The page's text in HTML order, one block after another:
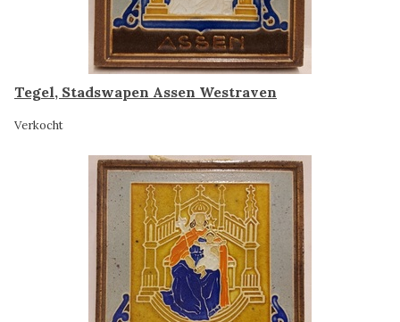
Tegel, Stadswapen Assen Westraven
Verkocht